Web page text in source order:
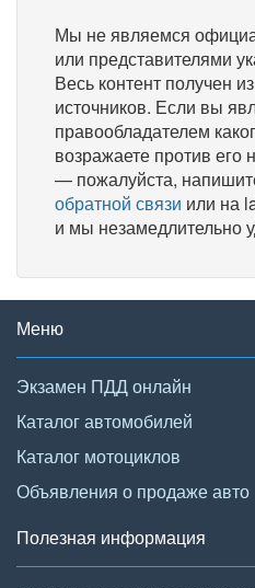
Мы не являемся
или представителями
Весь контент получен
источников. Если вы
правообладателем
возражаете против его
— пожалуйста,
обратной связи или на
и мы незамедлительно
Меню
Экзамен ПДД онлайн
Каталог автомобилей
Каталог мотоциклов
Объявления о продаже авто
Полезная информация